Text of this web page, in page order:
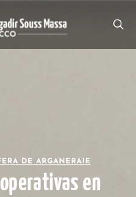
DE ARGANERAIE
en